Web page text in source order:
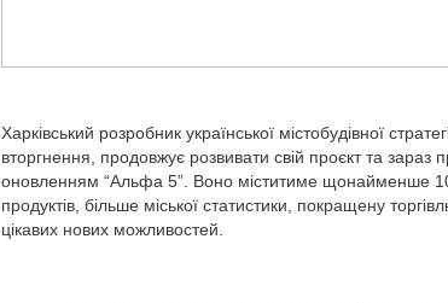
Харківський розробник української містобудівної
вторгнення, продовжує розвивати свій проєкт та
оновленням “Альфа 5”. Воно міститиме щонайменше
продуктів, більше міської статистики, покращену
цікавих нових можливостей.